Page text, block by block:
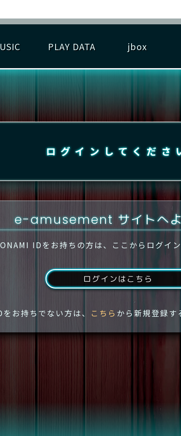
基本の遊び方
遊べる楽曲
PLAY DATA
プレーグラフ
jbox
プレ
大会開催
ORIGINAL HIT CHART
ログインしてくださ
e-amusement サイトへ
IDをお持ちの方は、ここからログイン
ログインはこちら
お持ちでない方は、 こちら から新規登録す